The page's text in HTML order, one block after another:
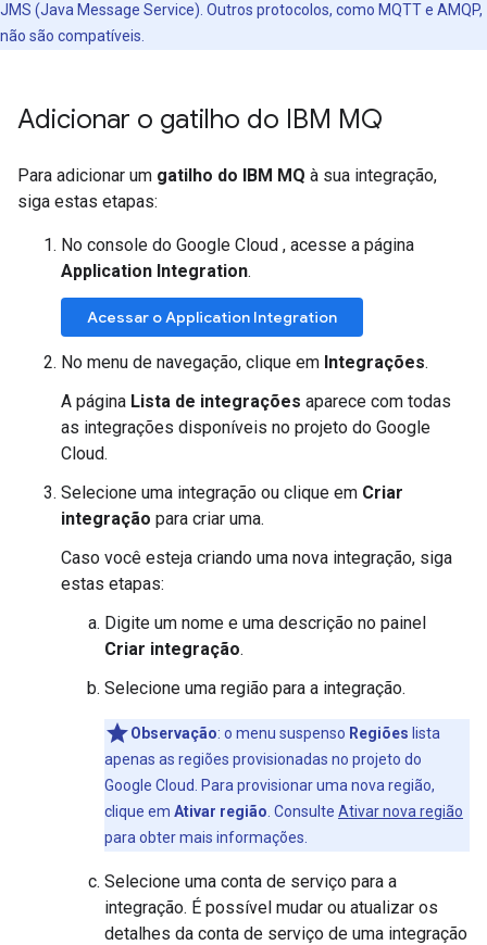
JMS (Java Message Service). Outros protocolos, como MQTT e AMQP,
não são compatíveis.
Adicionar o gatilho do IBM MQ
Para adicionar um gatilho do IBM MQ à sua integração,
siga estas etapas:
No console do Google Cloud , acesse a página
Application Integration.
Acessar o Application Integration
No menu de navegação, clique em Integrações.
A página Lista de integrações aparece com todas
as integrações disponíveis no projeto do Google
Cloud.
Selecione uma integração ou clique em Criar
integração para criar uma.
Caso você esteja criando uma nova integração, siga
estas etapas:
Digite um nome e uma descrição no painel
Criar integração.
Selecione uma região para a integração.
Observação: o menu suspenso Regiões lista
apenas as regiões provisionadas no projeto do
Google Cloud. Para provisionar uma nova região,
clique em Ativar região . Consulte Ativar nova região
para obter mais informações.
Selecione uma conta de serviço para a
integração. É possível mudar ou atualizar os
detalhes da conta de serviço de uma integração